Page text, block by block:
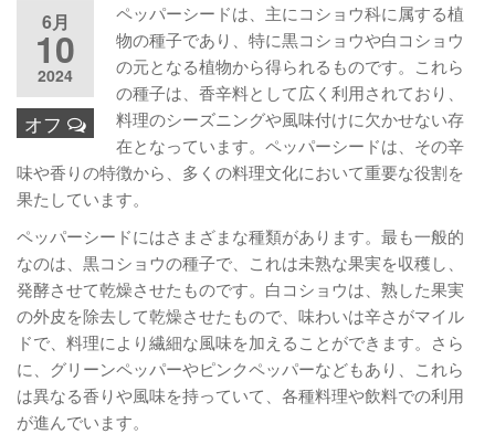
6月
10
2024
オフ
ペッパーシードは、主にコショウ科に属する植
物の種子であり、特に黒コショウや白コショウ
の元となる植物から得られるものです。これら
の種子は、香辛料として広く利用されており、
料理のシーズニングや風味付けに欠かせない存
在となっています。ペッパーシードは、その辛
味や香りの特徴から、多くの料理文化において重要な役割を
果たしています。
ペッパーシードにはさまざまな種類があります。最も一般的
なのは、黒コショウの種子で、これは未熟な果実を収穫し、
発酵させて乾燥させたものです。白コショウは、熟した果実
の外皮を除去して乾燥させたもので、味わいは辛さがマイル
ドで、料理により繊細な風味を加えることができます。さら
に、グリーンペッパーやピンクペッパーなどもあり、これら
は異なる香りや風味を持っていて、各種料理や飲料での利用
が進んでいます。